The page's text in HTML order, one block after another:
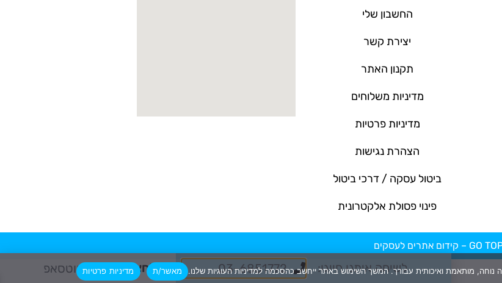
החשבון שלי
יצירת קשר
תקנון האתר
מדיניות משלוחים
מדיניות פרטיות
הצהרת נגישות
ביטול עסקה / דרכי ביטול
פינוי פסולת אלקטרונית
קידום אתרים לעסקים
מאשר/ת מדיניות פרטיות לשיחה איתנו חייגו: 03-6851772 או לחצו לווטסאפ